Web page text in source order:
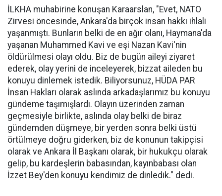
İLKHA muhabirine konuşan Karaarslan, "Evet, NATO
Zirvesi öncesinde, Ankara'da birçok insan hakkı ihlali
yaşanmıştı. Bunların belki de en ağır olanı, Haymana'da
yaşanan Muhammed Kavi ve eşi Nazan Kavi'nin
öldürülmesi olayı oldu. Biz de bugün aileyi ziyaret
ederek, olay yerini de inceleyerek, bizzat aileden bu
konuyu dinlemek istedik. Biliyorsunuz, HÜDA PAR
İnsan Hakları olarak aslında arkadaşlarımız bu konuyu
gündeme taşımışlardı. Olayın üzerinden zaman
geçmesiyle birlikte, aslında olay belki de biraz
gündemden düşmeye, bir yerden sonra belki üstü
örtülmeye doğru giderken, biz de konunun takipçisi
olarak ve Ankara İl Başkanı olarak, bir hukukçu olarak
gelip, bu kardeşlerin babasından, kayınbabası olan
İzzet Bey'den konuyu kendimiz de dinledik." dedi.